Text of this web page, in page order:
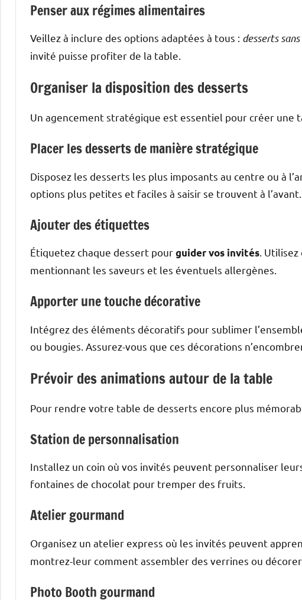
Penser aux régimes alimentaires
Veillez à inclure des options adaptées à tous : desserts
invité puisse profiter de la table.
Organiser la disposition des desserts
Un agencement stratégique est essentiel pour créer
Placer les desserts de manière stratégique
Disposez les desserts les plus imposants au centre ou à
options plus petites et faciles à saisir se trouvent à l’avant.
Ajouter des étiquettes
Étiquetez chaque dessert pourguider vos invités.
mentionnant les saveurs et les éventuels allergènes.
Apporter une touche décorative
Intégrez des éléments décoratifs pour sublimer
ou bougies. Assurez-vous que ces décorations
Prévoir des animations autour de la table
Pour rendre votre table de desserts encore plus
Station de personnalisation
Installez un coin où vos invités peuvent personnaliser
fontaines de chocolat pour tremper des fruits.
Atelier gourmand
Organisez un atelier express où les invités peuvent
montrez-leur comment assembler des verrines ou
Photo Booth gourmand